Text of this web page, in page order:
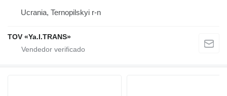
Ucrania, Ternopilskyi r-n
TOV «Ya.I.TRANS»